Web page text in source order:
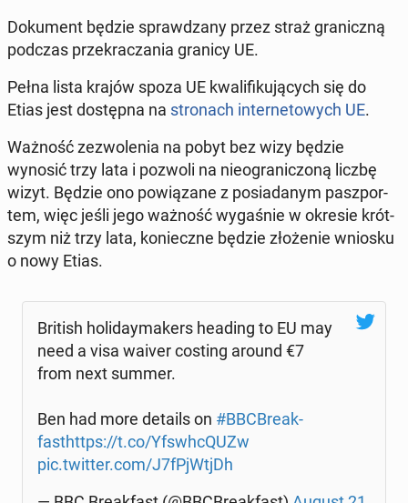
Do­ku­ment będzie spraw­dza­ny przez straż gra­nicz­ną
podczas prze­kra­cza­nia granicy UE.
Pełna lista krajów spoza UE kwa­li­fi­ku­ją­cych się do
Etias jest do­stęp­na na stro­nach in­ter­ne­to­wych UE.
Ważność ze­zwo­le­nia na pobyt bez wizy będzie
wynosić trzy lata i pozwoli na nie­ogra­ni­czo­ną liczbę
wizyt. Będzie ono po­wią­za­ne z po­sia­da­nym pasz­por­
tem, więc jeśli jego ważność wy­ga­śnie w okresie krót­
szym niż trzy lata, ko­niecz­ne będzie zło­że­nie wniosku
o nowy Etias.
British ho­li­day­ma­kers heading to EU may
need a visa waiver costing around €7
from next summer.
Ben had more details on #BBC­Bre­ak­
fasthttps://t.co/Yfswh­cQUZw
pic.twitter.com/J7fPjW­tjDh